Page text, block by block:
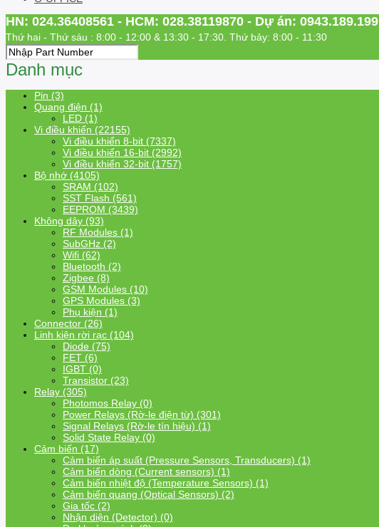
HN: 024.36408561 - HCM: 028.38119870 - Dự án: 0943.189.199
Thứ hai - Thứ sáu : 8:00 - 12:00 & 13:30 - 17:30. Thứ bảy: 8:00 - 11:30
Danh mục
Pin (3)
Quang điện (1)
LED (1)
Vi điều khiển (22155)
Vi điều khiển 8-bit (7337)
Vi điều khiển 16-bit (2992)
Vi điều khiển 32-bit (1757)
Bộ nhớ (4105)
SRAM (102)
SST Flash (561)
EEPROM (3439)
Không dây (93)
RF Modules (1)
SubGHz (2)
Wifi (62)
Bluetooth (2)
Zigbee (8)
GSM Modules (10)
GPS Modules (3)
Phụ kiện (1)
Connector (26)
Linh kiện rời rạc (104)
Diode (75)
FET (6)
IGBT (0)
Transistor (23)
Relay (305)
Photomos Relay (0)
Power Relays (Rờ-le điện từ) (301)
Signal Relays (Rờ-le tín hiệu) (1)
Solid State Relay (0)
Cảm biến (17)
Cảm biến áp suất (Pressure Sensors, Transducers) (1)
Cảm biến dòng (Current sensors) (1)
Cảm biến nhiệt độ (Temperature Sensors) (1)
Cảm biến quang (Optical Sensors) (2)
Gia tốc (2)
Nhận diện (Detector) (0)